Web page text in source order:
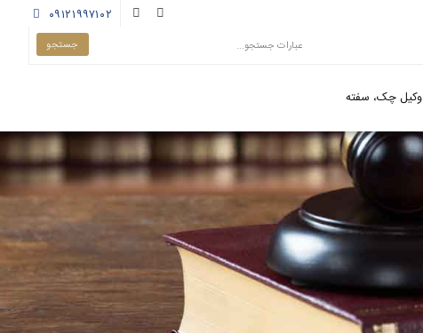
۰۹۱۲۱۹۹۷۱۰۲
وکیل چک، سفته